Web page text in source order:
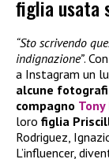
figlia usata
“Sto scrivendo
indignazione”.
a Instagram un
alcune
compagno
loro figlia
Rodriguez,
L’influencer,